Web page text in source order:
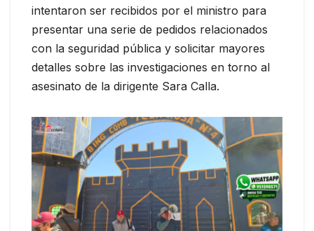
intentaron ser recibidos por el ministro para
presentar una serie de pedidos relacionados
con la seguridad pública y solicitar mayores
detalles sobre las investigaciones en torno al
asesinato de la dirigente Sara Calla.